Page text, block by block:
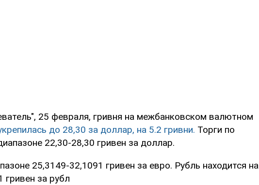
25 февраля, гривня на межбанковском валютном
до 28,30 за доллар, на 5.2 гривни. Торги по
22,30-28,30 гривен за доллар.
25,3149-32,1091 гривен за евро. Рубль находится на
гривен за рубл